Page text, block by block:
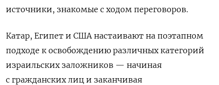
источники, знакомые с ходом переговоров.
Катар, Египет и США настаивают на поэтапном
подходе к освобождению различных категорий
израильских заложников — начиная
с гражданских лиц и заканчивая